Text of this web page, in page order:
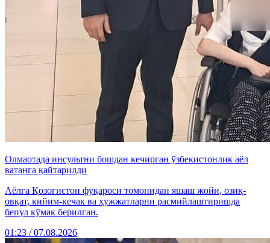
Олмаотада инсультни бошдан кечирган ўзбекистонлик аёл
ватанга қайтарилди
Аёлга Қозоғистон фуқароси томонидан яшаш жойи, озиқ-
овқат, кийим-кечак ва ҳужжатларни расмийлаштиришда
бепул кўмак берилган.
01:23 / 07.08.2026